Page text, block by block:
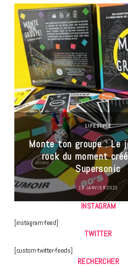
LIFESTYLE
Monte ton groupe : Le
rock du moment
Supersonic
18 JANVIER 2023
INSTAGRAM
[instagram-feed]
TWITTER
[custom-twitter-feeds]
RECHERCHER